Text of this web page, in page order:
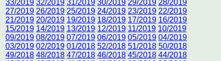
33/2019 32/2019 31/2019 30/2019 29/2019 28/2019
27/2019 26/2019 25/2019 24/2019 23/2019 22/2019
21/2019 20/2019 19/2019 18/2019 17/2019 16/2019
15/2019 14/2019 13/2019 12/2019 11/2019 10/2019
09/2019 08/2019 07/2019 06/2019 05/2019 04/2019
03/2019 02/2019 01/2018 52/2018 51/2018 50/2018
49/2018 48/2018 47/2018 46/2018 45/2018 44/2018